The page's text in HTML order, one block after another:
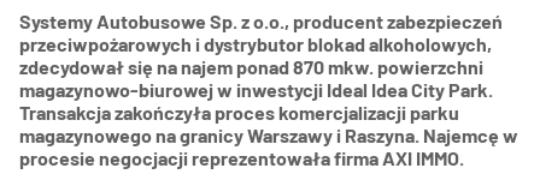
Systemy Autobusowe Sp. z o.o., producent zabezpieczeń
przeciwpożarowych i dystrybutor blokad alkoholowych,
zdecydował się na najem ponad 870 mkw. powierzchni
magazynowo-biurowej w inwestycji Ideal Idea City Park.
Transakcja zakończyła proces komercjalizacji parku
magazynowego na granicy Warszawy i Raszyna. Najemcę w
procesie negocjacji reprezentowała firma AXI IMMO.